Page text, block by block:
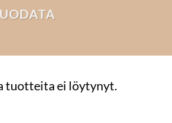
tuotteita ei löytynyt.